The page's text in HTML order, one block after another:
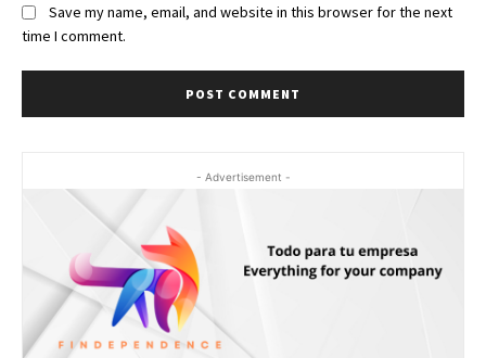
Save my name, email, and website in this browser for the next
time I comment.
- Advertisement -